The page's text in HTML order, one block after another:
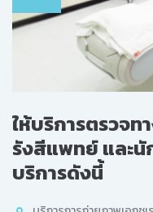
ให้บริการตรวจ
รังสีแพทย์ และนั
บริการดังนี้